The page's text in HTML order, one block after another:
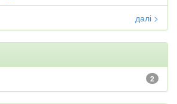
далі >
2